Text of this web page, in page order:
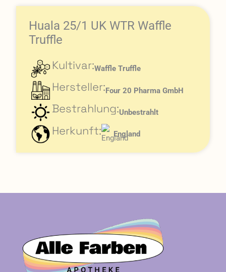
Huala 25/1 UK WTR Waffle
Truffle
Kultivar:Waffle Truffle
Hersteller:Four 20 Pharma GmbH
Bestrahlung:Unbestrahlt
Herkunft: England